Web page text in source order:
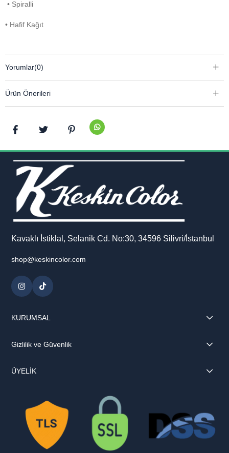
• Spiralli
• Hafif Kağıt
Yorumlar(0)
Ürün Önerileri
Kavaklı İstiklal, Selanik Cd. No:30, 34596 Silivri/İstanbul
shop@keskincolor.com
KURUMSAL
Gizlilik ve Güvenlik
ÜYELİK